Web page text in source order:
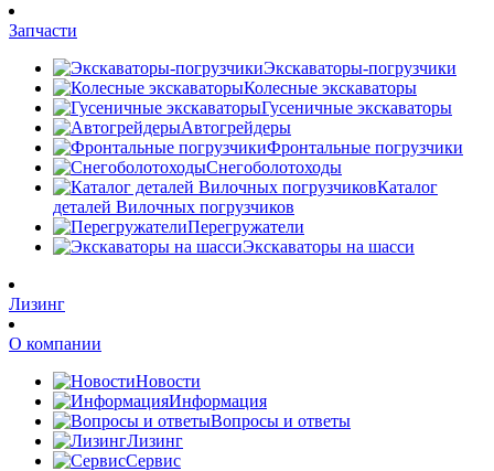
Запчасти
Экскаваторы-погрузчики
Колесные экскаваторы
Гусеничные экскаваторы
Автогрейдеры
Фронтальные погрузчики
Снегоболотоходы
Каталог
деталей Вилочных погрузчиков
Перегружатели
Экскаваторы на шасси
Лизинг
О компании
Новости
Информация
Вопросы и ответы
Лизинг
Сервис